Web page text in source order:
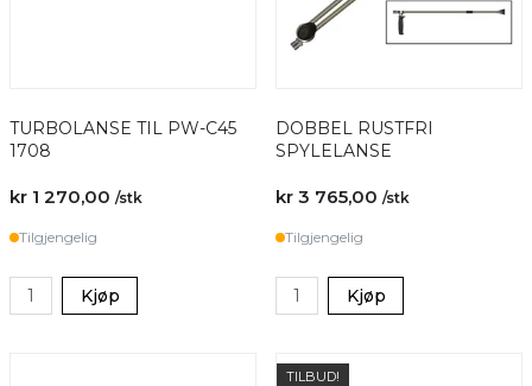
TURBOLANSE TIL PW-C45
1708
kr 1 270,00 /stk
Tilgjengelig
Kjøp
DOBBEL RUSTFRI
SPYLELANSE
kr 3 765,00 /stk
Tilgjengelig
Kjøp
TILBUD!